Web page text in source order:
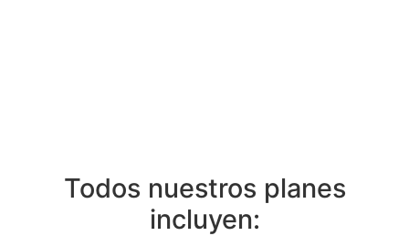
Todos nuestros planes
incluyen: